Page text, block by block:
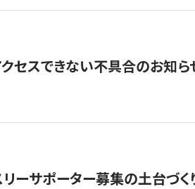
セスできない不具合のお知ら
リーサポーター募集の土台づ